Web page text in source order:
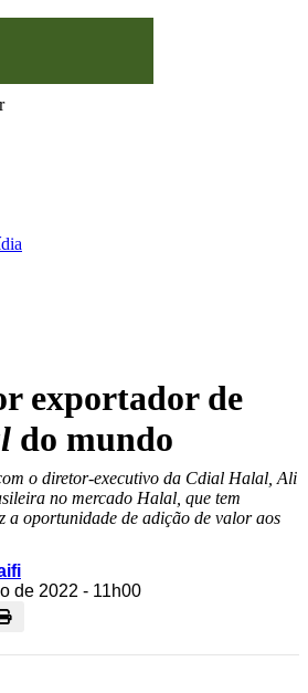
exportador de
do mundo
o diretor-executivo da Cdial Halal, Ali
no mercado Halal, que tem
a oportunidade de adição de valor aos
de 2022 - 11h00